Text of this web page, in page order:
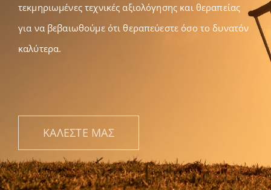
τεκμηριωμένες τεχνικές αξιολόγησης και θεραπείας
για να βεβαιωθούμε ότι θεραπεύεστε όσο το δυνατόν
καλύτερα.
ΚΑΛΕΣΤΕ ΜΑΣ